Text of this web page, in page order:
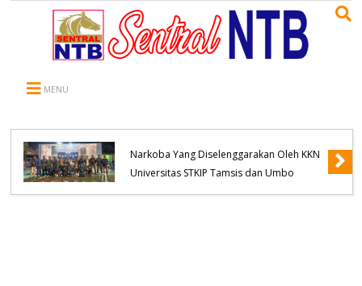
MENU
Narkoba Yang Diselenggarakan Oleh KKN
Universitas STKIP Tamsis dan Umbo